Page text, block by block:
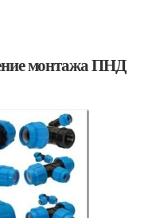
монтажа ПНД